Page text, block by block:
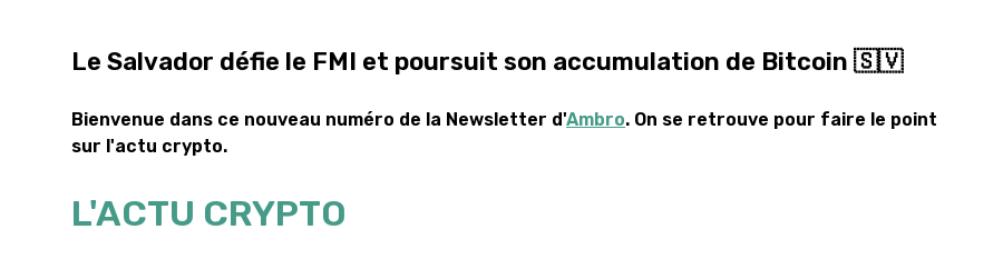
Le Salvador défie le FMI et poursuit son accumulation de Bitcoin 🇸🇻
Bienvenue dans ce nouveau numéro de la Newsletter d'Ambro. On se retrouve pour faire le point
sur l'actu crypto.
L'ACTU CRYPTO